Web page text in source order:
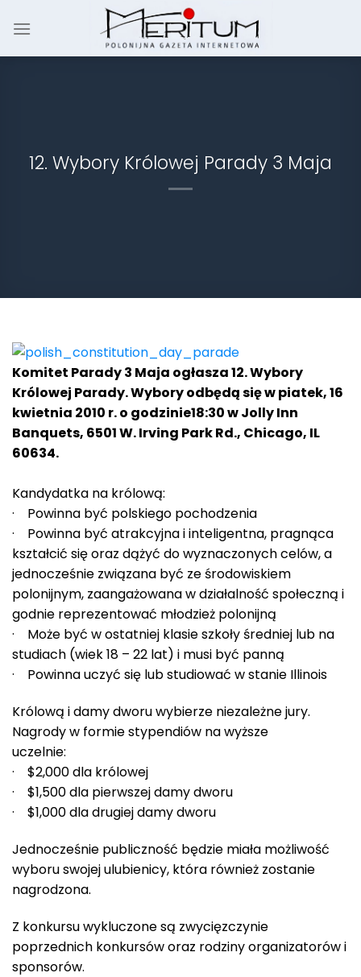
12. Wybory Królowej Parady 3 Maja
Komitet Parady 3 Maja ogłasza 12. Wybory
Królowej Parady. Wybory odbędą się w piatek, 16
kwietnia 2010 r. o godzinie18:30 w Jolly Inn
Banquets, 6501 W. Irving Park Rd., Chicago, IL
60634.
Kandydatka na królową:
· Powinna być polskiego pochodzenia
· Powinna być atrakcyjna i inteligentna, pragnąca
kształcić się oraz dążyć do wyznaczonych celów, a
jednocześnie związana być ze środowiskiem
polonijnym, zaangażowana w działalność społeczną i
godnie reprezentować młodzież polonijną
· Może być w ostatniej klasie szkoły średniej lub na
studiach (wiek 18 – 22 lat) i musi być panną
· Powinna uczyć się lub studiować w stanie Illinois
Królową i damy dworu wybierze niezależne jury.
Nagrody w formie stypendiów na wyższe
uczelnie:
· $2,000 dla królowej
· $1,500 dla pierwszej damy dworu
· $1,000 dla drugiej damy dworu
Jednocześnie publiczność będzie miała możliwość
wyboru swojej ulubienicy, która również zostanie
nagrodzona.
Z konkursu wykluczone są zwycięzczynie
poprzednich konkursów oraz rodziny organizatorów i
sponsorów.